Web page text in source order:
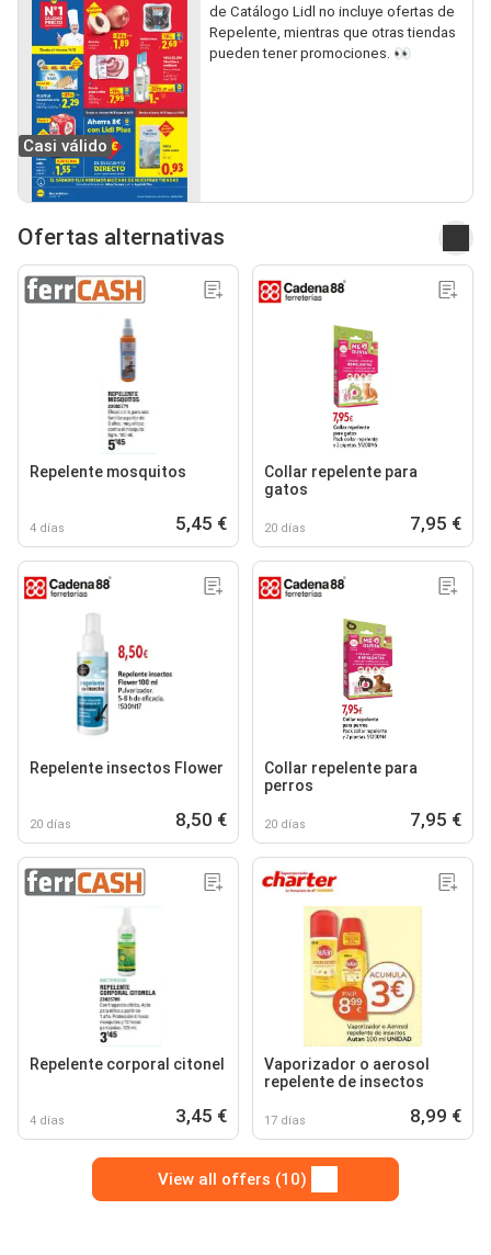
Casi válido
de Catálogo Lidl no incluye ofertas de
Repelente, mientras que otras tiendas
pueden tener promociones. 👀
Ofertas alternativas
Repelente mosquitos
4 días 5,45 €
Collar repelente para
gatos
20 días 7,95 €
Repelente insectos Flower
20 días 8,50 €
Collar repelente para
perros
20 días 7,95 €
Repelente corporal citonel
4 días 3,45 €
Vaporizador o aerosol
repelente de insectos
17 días 8,99 €
View all offers (10)